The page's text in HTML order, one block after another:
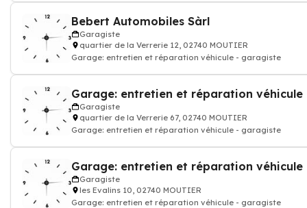
Bebert Automobiles Sàrl
Garagiste
quartier de la Verrerie 12, 02740 MOUTIER
Garage: entretien et réparation véhicule - garagiste
Garage: entretien et réparation véhicule
Garagiste
quartier de la Verrerie 67, 02740 MOUTIER
Garage: entretien et réparation véhicule - garagiste
Garagiste
les Evalins 10, 02740 MOUTIER
Garage: entretien et réparation véhicule - garagiste